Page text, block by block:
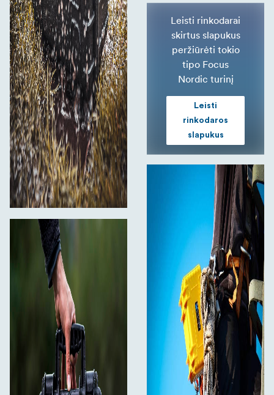
Leisti rinkodarai
skirtus slapukus
peržiūrėti tokio
tipo Focus
Nordic turinį
Leisti
rinkodaros
slapukus